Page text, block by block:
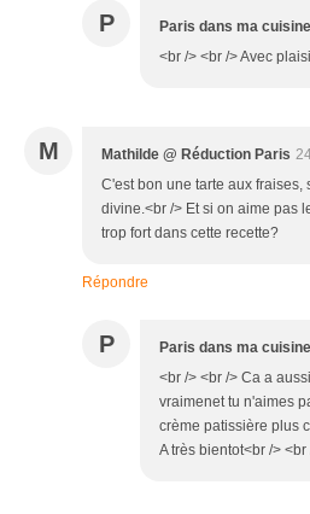
P Paris dans ma cuisine
<br /> <br /> Avec
M Mathilde @ Réduction Paris
C'est bon une tarte aux fraises,
divine.<br /> Et si on aime pas
trop fort dans cette recette?
Répondre
P Paris dans ma cuisine
<br /> <br /> Ca a
vraimenet tu n'aimes
crème patissière plus
A très bientot<br />